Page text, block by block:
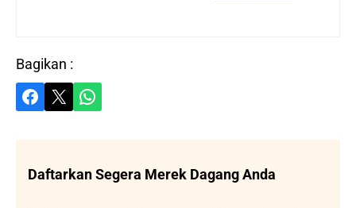
Bagikan :
Share on Facebook
Share on X Share on WhatsApp
Daftarkan Segera Merek Dagang Anda